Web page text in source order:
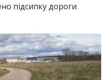
підсипку дороги